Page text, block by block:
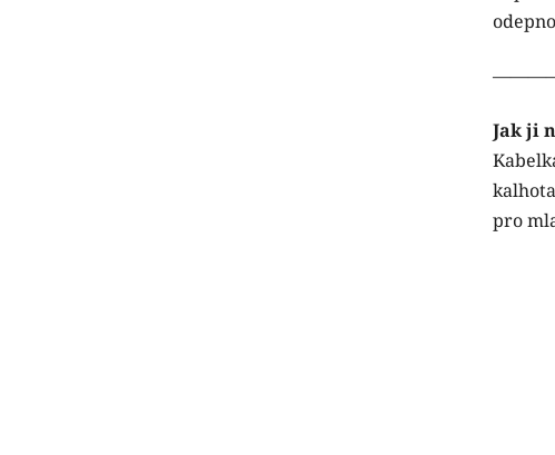
Jak ji
pro